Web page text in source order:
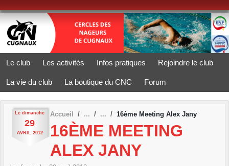
Le club Les activités Infos pratiques Rejoindre le club
La vie du club La boutique du CNC Forum
Le dimanche
29
AVRIL 2012
Accueil 16ème Meeting Alex Jany
16ÈME MEETING
ALEX JANY